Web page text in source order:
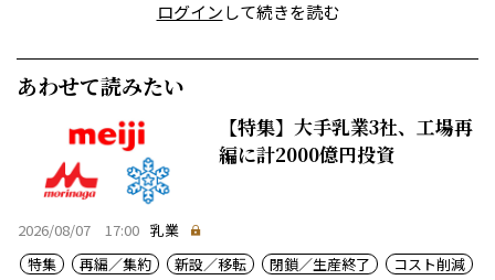
ログインして続きを読む
あわせて読みたい
【特集】大手乳業3社、工場再
編に計2000億円投資
2026/08/07 17:00 乳業
特集
再編／集約 新設／移転 閉鎖／生産終了
コスト削減